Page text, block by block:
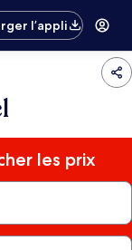
l’appli
les prix